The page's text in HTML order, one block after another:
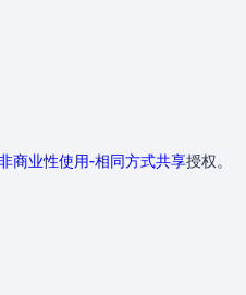
商业性使用-相同方式共享授权。